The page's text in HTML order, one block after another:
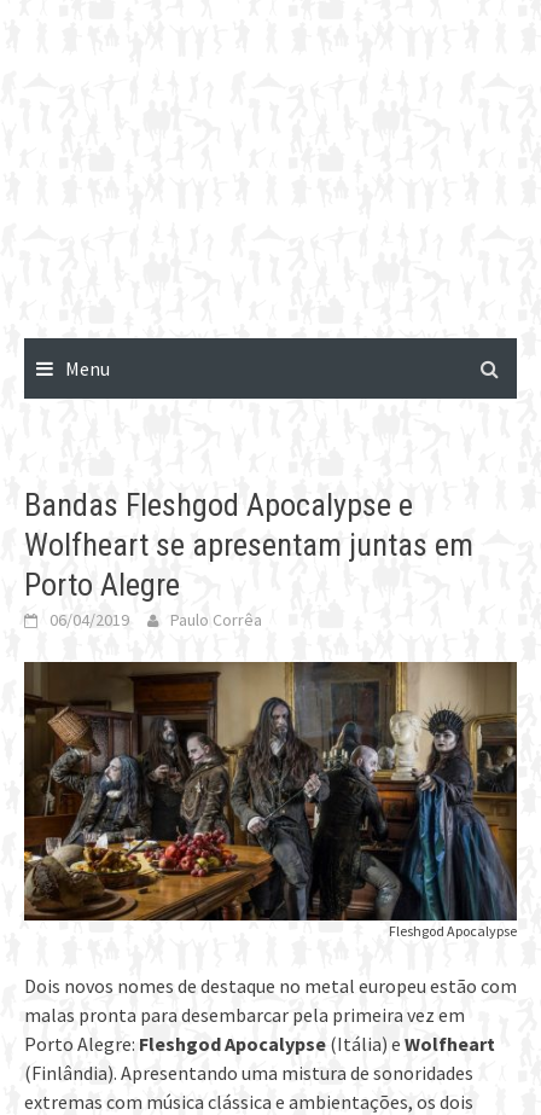
Menu
Bandas Fleshgod Apocalypse e
Wolfheart se apresentam juntas em
Porto Alegre
06/04/2019 Paulo Corrêa
Fleshgod Apocalypse
Dois novos nomes de destaque no metal europeu estão com
malas pronta para desembarcar pela primeira vez em
Porto Alegre: Fleshgod Apocalypse (Itália) e Wolfheart
(Finlândia). Apresentando uma mistura de sonoridades
extremas com música clássica e ambientações, os dois